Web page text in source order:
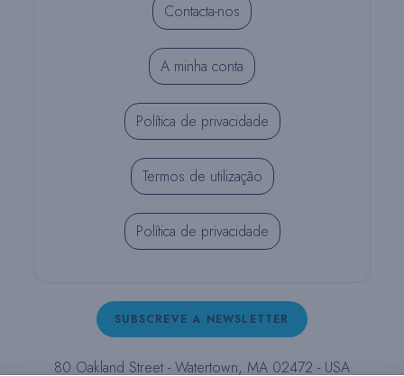
Contacta-nos
A minha conta
Política de privacidade
Termos de utilização
Política de privacidade
SUBSCREVE A NEWSLETTER
80 Oakland Street - Watertown, MA 02472 - USA